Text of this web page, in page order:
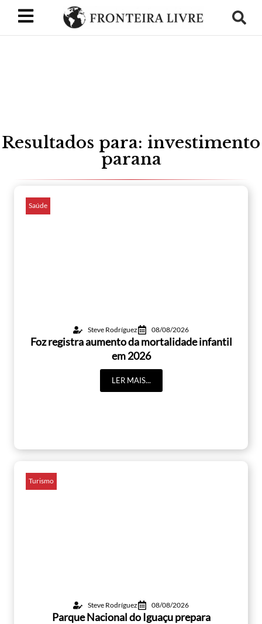
Resultados para: investimento
parana
Saúde
Steve Rodríguez 08/08/2026
Foz registra aumento da mortalidade infantil
em 2026
LER MAIS...
Turismo
Steve Rodríguez 08/08/2026
Parque Nacional do Iguaçu prepara